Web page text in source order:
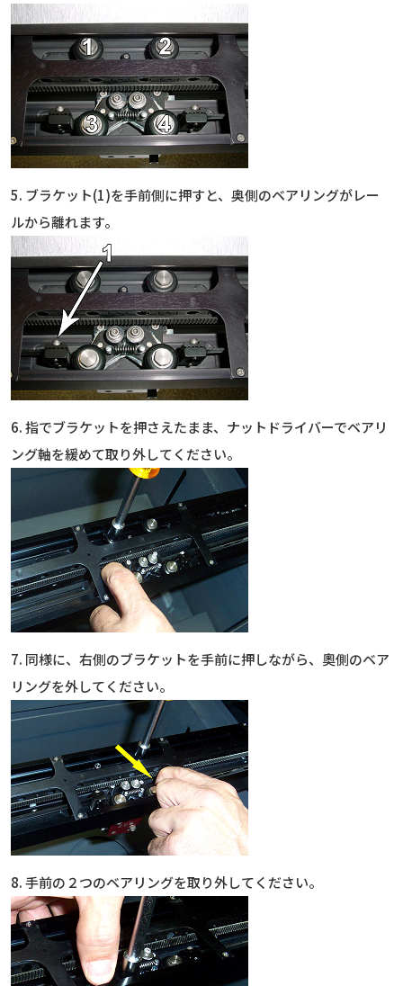
5. ブラケット(1)を手前側に押すと、奥側のベアリングがレー
ルから離れます。
6. 指でブラケットを押さえたまま、ナットドライバーでベアリ
ング軸を緩めて取り外してください。
7. 同様に、右側のブラケットを手前に押しながら、奧側のベア
リングを外してください。
8. 手前の２つのベアリングを取り外してください。